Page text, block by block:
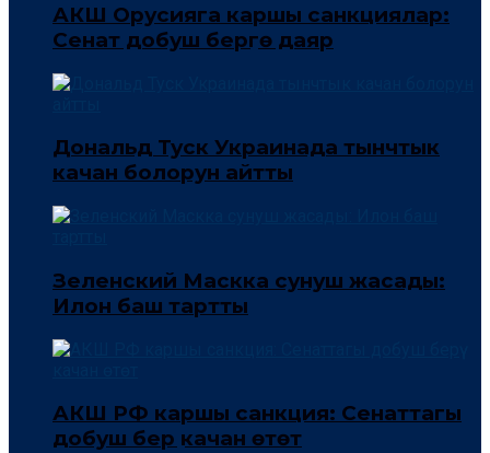
АКШ Орусияга каршы санкциялар:
Сенат добуш берүүгө даяр
Дональд Туск Украинада тынчтык
качан болорун айтты
Зеленский Маскка сунуш жасады:
Илон баш тартты
АКШ РФ каршы санкция: Сенаттагы
добуш берүү качан өтөт